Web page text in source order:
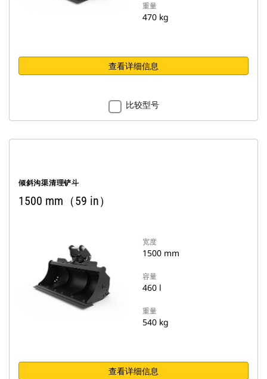
重量
470 kg
查看详细信息
比较型号
倾斜沟渠清理铲斗
1500 mm（59 in）
宽度
1500 mm
容量
460 l
重量
540 kg
查看详细信息